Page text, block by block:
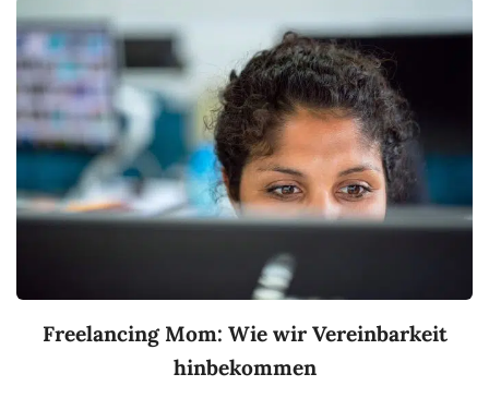
Freelancing Mom: Wie wir Vereinbarkeit
hinbekommen